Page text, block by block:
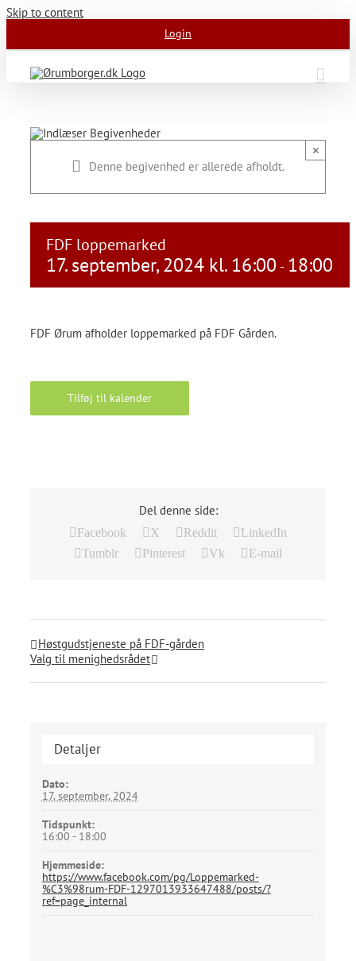
Skip to content
Login
Denne begivenhed er allerede afholdt.
×
FDF loppemarked
17. september, 2024 kl. 16:00 - 18:00
FDF Ørum afholder loppemarked på FDF Gården.
Tilføj til kalender
Del denne side:
Facebook X Reddit
LinkedIn
Tumblr
Pinterest Vk E-mail
Høstgudstjeneste på FDF-gården
Valg til menighedsrådet
Detaljer
Dato:
17. september, 2024
Tidspunkt:
16:00 - 18:00
Hjemmeside:
https://www.facebook.com/pg/Loppemarked-
%C3%98rum-FDF-1297013933647488/posts/?
ref=page_internal